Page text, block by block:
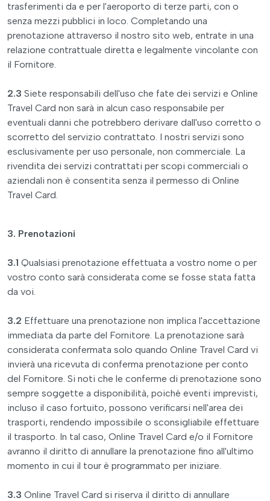
trasferimenti da e per l'aeroporto di terze parti, con o
senza mezzi pubblici in loco. Completando una
prenotazione attraverso il nostro sito web, entrate in una
relazione contrattuale diretta e legalmente vincolante con
il Fornitore.
2.3 Siete responsabili dell'uso che fate dei servizi e Online
Travel Card non sarà in alcun caso responsabile per
eventuali danni che potrebbero derivare dall'uso corretto o
scorretto del servizio contrattato. I nostri servizi sono
esclusivamente per uso personale, non commerciale. La
rivendita dei servizi contrattati per scopi commerciali o
aziendali non è consentita senza il permesso di Online
Travel Card.
3. Prenotazioni
3.1 Qualsiasi prenotazione effettuata a vostro nome o per
vostro conto sarà considerata come se fosse stata fatta
da voi.
3.2 Effettuare una prenotazione non implica l'accettazione
immediata da parte del Fornitore. La prenotazione sarà
considerata confermata solo quando Online Travel Card vi
invierà una ricevuta di conferma prenotazione per conto
del Fornitore. Si noti che le conferme di prenotazione sono
sempre soggette a disponibilità, poiché eventi imprevisti,
incluso il caso fortuito, possono verificarsi nell'area dei
trasporti, rendendo impossibile o sconsigliabile effettuare
il trasporto. In tal caso, Online Travel Card e/o il Fornitore
avranno il diritto di annullare la prenotazione fino all'ultimo
momento in cui il tour è programmato per iniziare.
3.3 Online Travel Card si riserva il diritto di annullare